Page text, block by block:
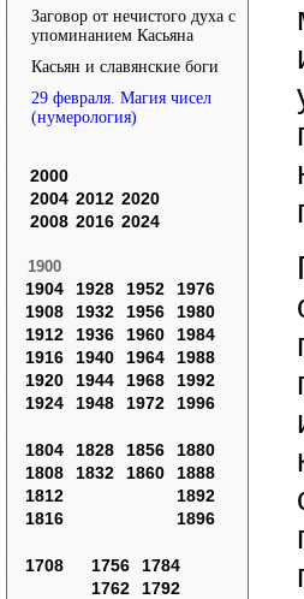
Заговор от нечистого духа c
упоминанием Касьяна
Касьян и славянские боги
29 февраля. Магия чисел
(нумерология)
2000
2004
2008
2012
2016
2020
2024
1900
1904
1908
1912
1916
1920
1924
1928
1932
1936
1940
1944
1948
1952
1956
1960
1964
1968
1972
1976
1980
1984
1988
1992
1996
1804
1808
1812
1816
1828
1832
1856
1860
1880
1888
1892
1896
1708
1756
1762
1784
1792